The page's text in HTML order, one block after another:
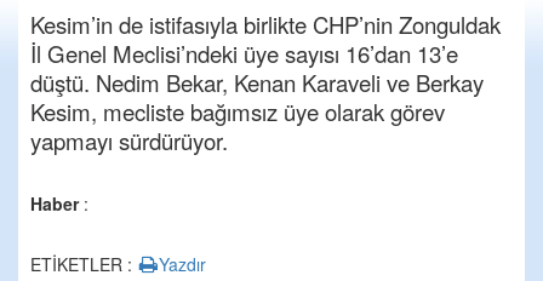
Kesim’in de istifasıyla birlikte CHP’nin Zonguldak
İl Genel Meclisi’ndeki üye sayısı 16’dan 13’e
düştü. Nedim Bekar, Kenan Karaveli ve Berkay
Kesim, mecliste bağımsız üye olarak görev
yapmayı sürdürüyor.
Haber:
ETİKETLER : Yazdır